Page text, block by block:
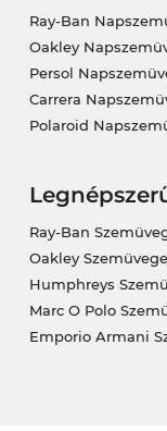
Ray-Ban
Oakley
Persol
Carrera
Polaroid
Ray-Ban
Oakley
Humphreys
Marc O Polo
Emporio Armani